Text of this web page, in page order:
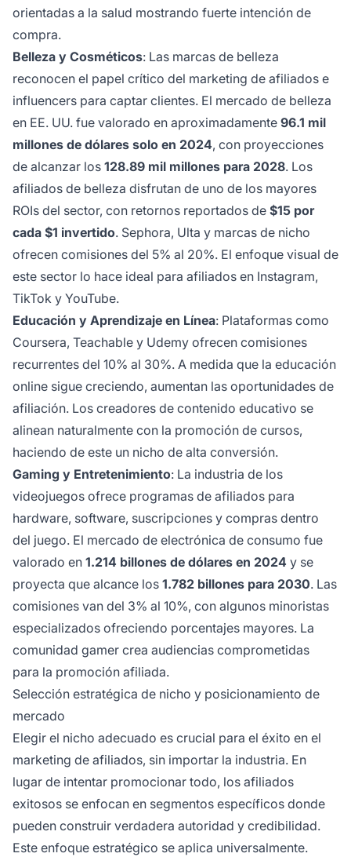
orientadas a la salud mostrando fuerte intención de
compra.
Belleza y Cosméticos: Las marcas de belleza
reconocen el papel crítico del marketing de afiliados e
influencers para captar clientes. El mercado de belleza
en EE. UU. fue valorado en aproximadamente 96.1 mil
millones de dólares solo en 2024, con proyecciones
de alcanzar los 128.89 mil millones para 2028. Los
afiliados de belleza disfrutan de uno de los mayores
ROIs del sector, con retornos reportados de $15 por
cada $1 invertido. Sephora, Ulta y marcas de nicho
ofrecen comisiones del 5% al 20%. El enfoque visual de
este sector lo hace ideal para afiliados en Instagram,
TikTok y YouTube.
Educación y Aprendizaje en Línea: Plataformas como
Coursera, Teachable y Udemy ofrecen comisiones
recurrentes del 10% al 30%. A medida que la educación
online sigue creciendo, aumentan las oportunidades de
afiliación. Los creadores de contenido educativo se
alinean naturalmente con la promoción de cursos,
haciendo de este un nicho de alta conversión.
Gaming y Entretenimiento: La industria de los
videojuegos ofrece programas de afiliados para
hardware, software, suscripciones y compras dentro
del juego. El mercado de electrónica de consumo fue
valorado en 1.214 billones de dólares en 2024 y se
proyecta que alcance los 1.782 billones para 2030. Las
comisiones van del 3% al 10%, con algunos minoristas
especializados ofreciendo porcentajes mayores. La
comunidad gamer crea audiencias comprometidas
para la promoción afiliada.
Selección estratégica de nicho y posicionamiento de
mercado
Elegir el nicho adecuado es crucial para el éxito en el
marketing de afiliados, sin importar la industria. En
lugar de intentar promocionar todo, los afiliados
exitosos se enfocan en segmentos específicos donde
pueden construir verdadera autoridad y credibilidad.
Este enfoque estratégico se aplica universalmente.